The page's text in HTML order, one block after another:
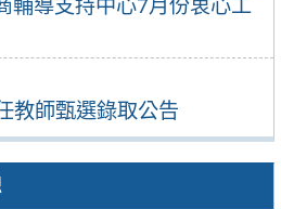
輔導支持中心7月份衷心工
教師甄選錄取公告